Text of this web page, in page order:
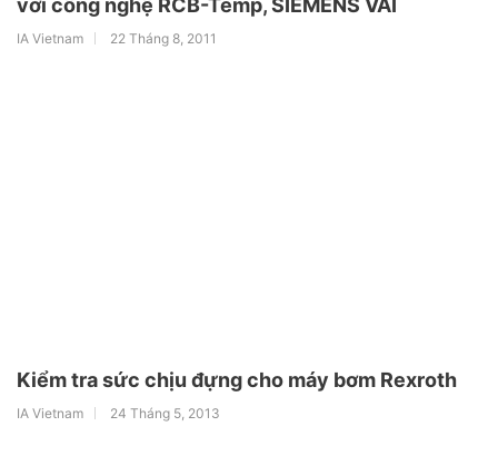
với công nghệ RCB-Temp, SIEMENS VAI
IA Vietnam 22 Tháng 8, 2011
Kiểm tra sức chịu đựng cho máy bơm Rexroth
IA Vietnam 24 Tháng 5, 2013